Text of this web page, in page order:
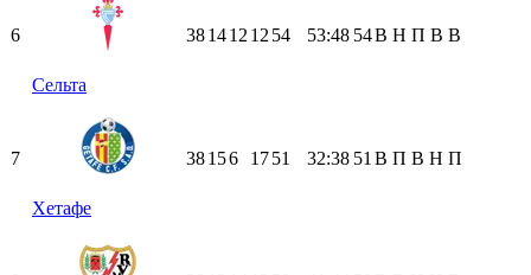
6
Сельта
381412 12 54 53:48 54В Н П В В
7
Хетафе
38156 1751 32:38 51 В П В Н П